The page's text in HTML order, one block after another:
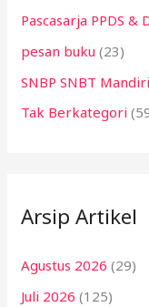
Pascasarja PPDS &
pesan buku (23)
SNBP SNBT
Tak Berkategori
Arsip Artikel
Agustus 2026 (29)
Juli 2026 (125)